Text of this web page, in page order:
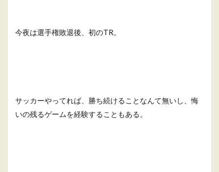
今夜は選手権敗退後、初のTR。
サッカーやってれば、勝ち続けることなんて無いし、悔
いの残るゲームを経験することもある。